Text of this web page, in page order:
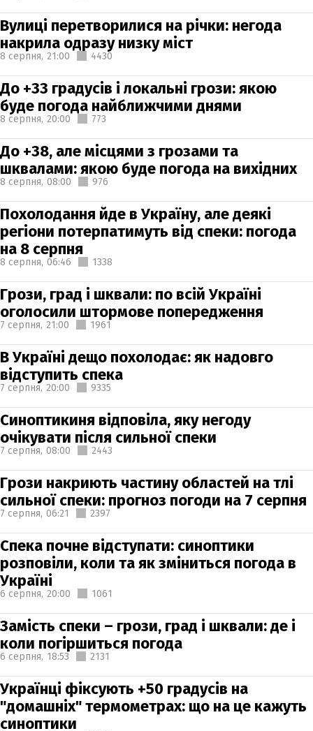
Вулиці перетворилися на річки: негода
накрила одразу низку міст
8 серпня, 21:00 4430
До +33 градусів і локальні грози: якою
буде погода найближчими днями
8 серпня, 20:00 773
До +38, але місцями з грозами та
шквалами: якою буде погода на вихідних
8 серпня, 08:00 976
Похолодання йде в Україну, але деякі
регіони потерпатимуть від спеки: погода
на 8 серпня
8 серпня, 06:46 1338
Грози, град і шквали: по всій Україні
оголосили штормове попередження
7 серпня, 21:00 1961
В Україні дещо похолодає: як надовго
відступить спека
7 серпня, 20:00 9335
Синоптикиня відповіла, яку негоду
очікувати після сильної спеки
7 серпня, 08:00 2443
Грози накриють частину областей на тлі
сильної спеки: прогноз погоди на 7 серпня
7 серпня, 06:21 2397
Спека почне відступати: синоптики
розповіли, коли та як зміниться погода в
Україні
6 серпня, 20:00 1061
Замість спеки – грози, град і шквали: де і
коли погіршиться погода
6 серпня, 18:53 2131
Українці фіксують +50 градусів на
"домашніх" термометрах: що на це кажуть
синоптики